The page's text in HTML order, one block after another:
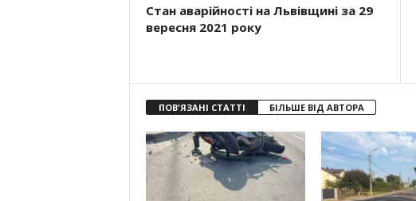
Стан аварійності на Львівщині за 29
вересня 2021 року
ПОВ'ЯЗАНІ СТАТТІ БІЛЬШЕ ВІД АВТОРА